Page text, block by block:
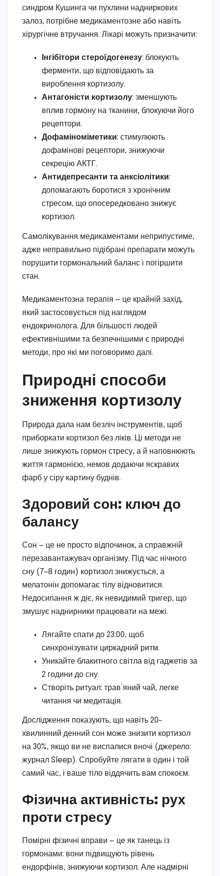
синдром Кушинга чи пухлини надниркових
залоз, потрібне медикаментозне або навіть
хірургічне втручання. Лікарі можуть призначити:
Інгібітори стероїдогенезу: блокують
ферменти, що відповідають за
вироблення кортизолу.
Антагоністи кортизолу: зменшують
вплив гормону на тканини, блокуючи його
рецептори.
Дофаміноміметики: стимулюють
дофамінові рецептори, знижуючи
секрецію АКТГ.
Антидепресанти та анксіолітики:
допомагають боротися з хронічним
стресом, що опосередковано знижує
кортизол.
Самолікування медикаментами неприпустиме,
адже неправильно підібрані препарати можуть
порушити гормональний баланс і погіршити
стан.
Медикаментозна терапія — це крайній захід,
який застосовується під наглядом
ендокринолога. Для більшості людей
ефективнішими та безпечнішими є природні
методи, про які ми поговоримо далі.
Природні способи
зниження кортизолу
Природа дала нам безліч інструментів, щоб
приборкати кортизол без ліків. Ці методи не
лише знижують гормон стресу, а й наповнюють
життя гармонією, немов додаючи яскравих
фарб у сіру картину буднів.
Здоровий сон: ключ до
балансу
Сон — це не просто відпочинок, а справжній
перезавантажувач організму. Під час нічного
сну (7–8 годин) кортизол знижується, а
мелатонін допомагає тілу відновитися.
Недосипання ж діє, як невидимий тригер, що
змушує наднирники працювати на межі.
Лягайте спати до 23:00, щоб
синхронізувати циркадний ритм.
Уникайте блакитного світла від гаджетів за
2 години до сну.
Створіть ритуал: трав’яний чай, легке
читання чи медитація.
Дослідження показують, що навіть 20-
хвилинний денний сон може знизити кортизол
на 30%, якщо ви не виспалися вночі (джерело:
журнал Sleep). Спробуйте лягати в один і той
самий час, і ваше тіло віддячить вам спокоєм.
Фізична активність: рух
проти стресу
Помірні фізичні вправи — це як танець із
гормонами: вони підвищують рівень
ендорфінів, знижуючи кортизол. Але надмірні